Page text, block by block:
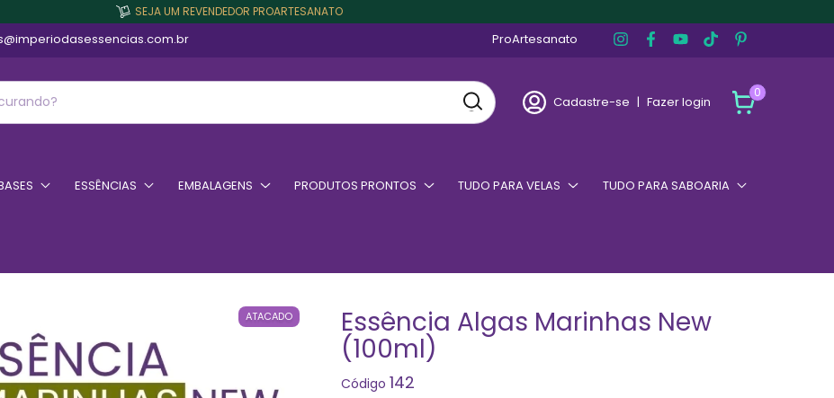
SEJA UM REVENDEDOR PROARTESANATO
ProArtesanato
Cadastre-se | Fazer login
0
ESSÊNCIAS EMBALAGENS PRODUTOS PRONTOS TUDO PARA VELAS TUDO PARA SABOARIA
ATACADO Essência Algas Marinhas New
(100ml)
Código 142